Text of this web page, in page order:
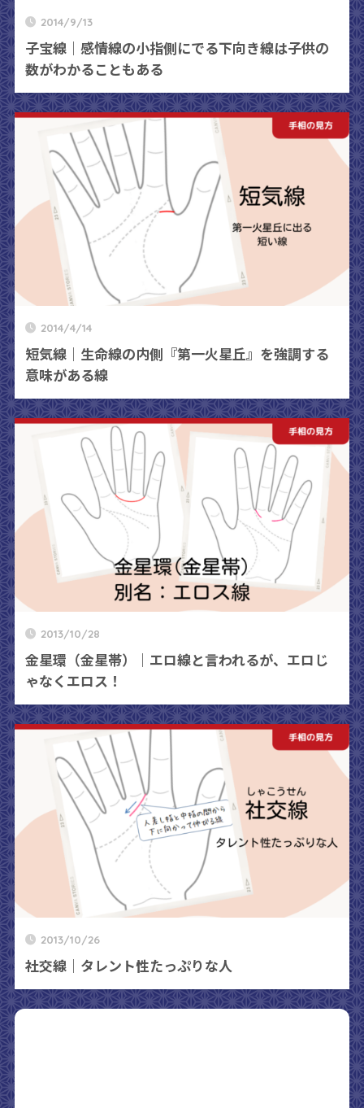
2014/9/13
子宝線｜感情線の小指側にでる下向き線は子供の
数がわかることもある
2014/4/14
短気線｜生命線の内側『第一火星丘』を強調する
意味がある線
2013/10/28
金星環（金星帯）｜エロ線と言われるが、エロじ
ゃなくエロス！
2013/10/26
社交線｜タレント性たっぷりな人